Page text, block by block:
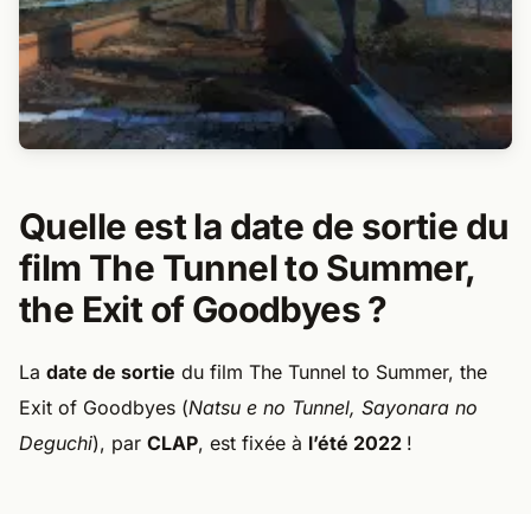
Quelle est la date de sortie du
film The Tunnel to Summer,
the Exit of Goodbyes ?
La date de sortie du film The Tunnel to Summer, the
Exit of Goodbyes (Natsu e no Tunnel, Sayonara no
Deguchi), par CLAP, est fixée à l’été 2022 !